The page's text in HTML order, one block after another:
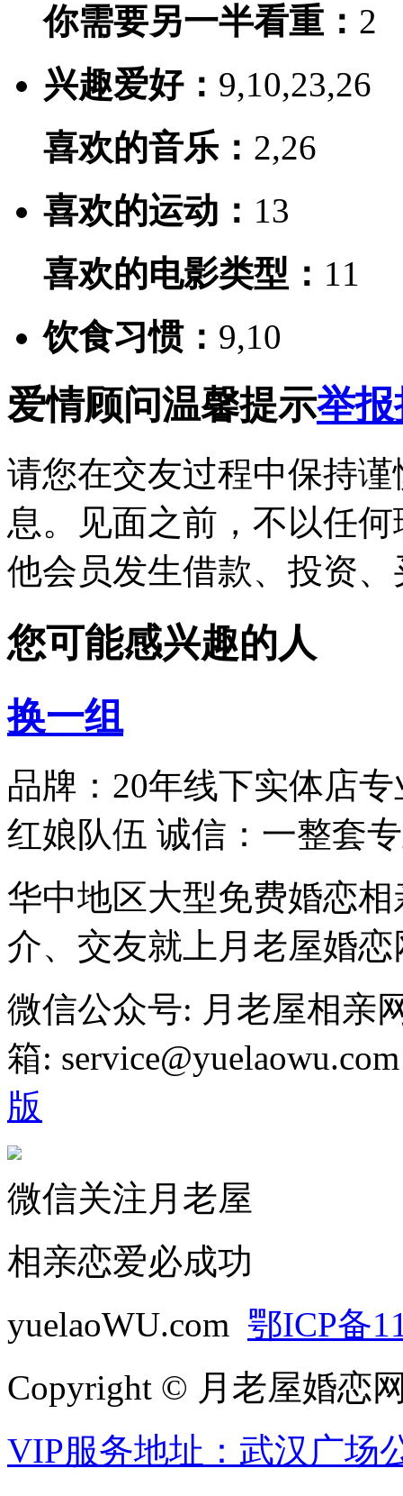
你需要另一半看重： 2
兴趣爱好： 9,10,23,26
喜欢的音乐： 2,26
喜欢的运动： 13
喜欢的电影类型： 11
饮食习惯： 9,10
爱情顾问温馨提示举报
请您在交友过程中保持
息。见面之前，不以任
他会员发生借款、投资
您可能感兴趣的人
换一组
品牌：20年线下实体店
红娘队伍 诚信：一整套
华中地区大型免费婚恋
介、交友就上月老屋婚
微信公众号: 月老屋相亲
箱:
版
微信关注月老屋
相亲恋爱必成功
yuelaoWU.com 鄂ICP备
Copyright © 月老屋婚恋
VIP服务地址：武汉广场